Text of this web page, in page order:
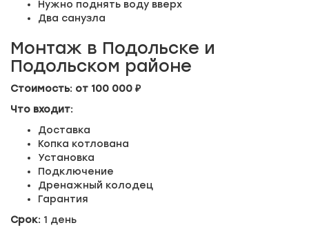
Нужно поднять воду вверх
Два санузла
Монтаж в Подольске и
Подольском районе
Стоимость: от 100 000 ₽
Что входит:
Доставка
Копка котлована
Установка
Подключение
Дренажный колодец
Гарантия
Срок: 1 день